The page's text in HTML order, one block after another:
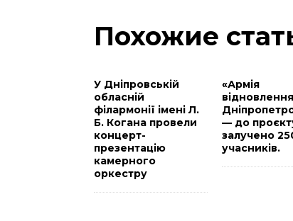
Похожие
У Дніпровській
обласній
філармонії імені Л.
Б. Когана провели
концерт-
презентацію
камерного
оркестру
«Армія
— до
залучено
учасників.